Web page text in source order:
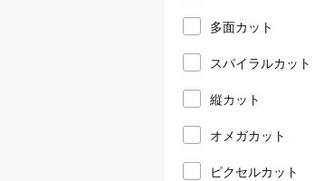
多面カット
スパイラルカット
縦カット
オメガカット
ピクセルカット